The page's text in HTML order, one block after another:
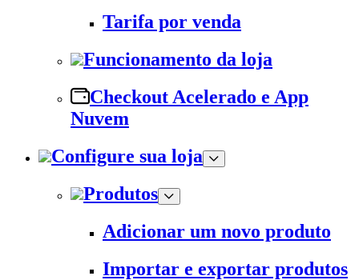
Tarifa por venda
Funcionamento da loja
Checkout Acelerado e App
Nuvem
Configure sua loja
Produtos
Adicionar um novo produto
Importar e exportar produtos